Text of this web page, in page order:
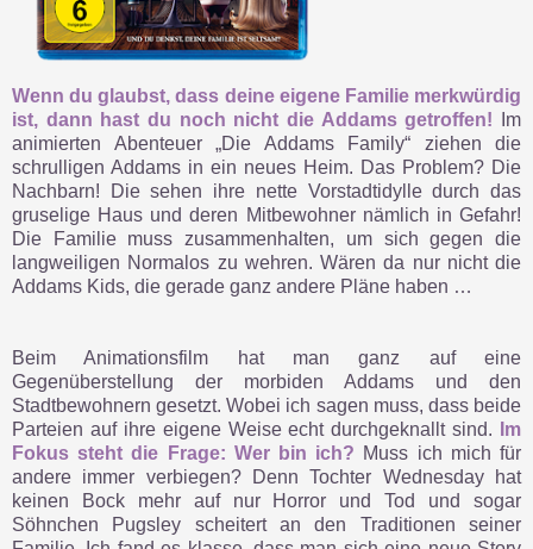
Wenn du glaubst, dass deine eigene Familie merkwürdig
ist, dann hast du noch nicht die Addams getroffen! Im
animierten Abenteuer „Die Addams Family“ ziehen die
schrulligen Addams in ein neues Heim. Das Problem? Die
Nachbarn! Die sehen ihre nette Vorstadtidylle durch das
gruselige Haus und deren Mitbewohner nämlich in Gefahr!
Die Familie muss zusammenhalten, um sich gegen die
langweiligen Normalos zu wehren. Wären da nur nicht die
Addams Kids, die gerade ganz andere Pläne haben …
Beim Animationsfilm hat man ganz auf eine
Gegenüberstellung der morbiden Addams und den
Stadtbewohnern gesetzt. Wobei ich sagen muss, dass beide
Parteien auf ihre eigene Weise echt durchgeknallt sind.
Im
Fokus steht die Frage: Wer bin ich? Muss ich mich für
andere immer verbiegen? Denn Tochter Wednesday hat
keinen Bock mehr auf nur Horror und Tod und sogar
Söhnchen Pugsley scheitert an den Traditionen seiner